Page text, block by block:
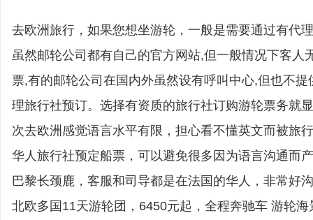
去欧洲旅行，如果您想坐游轮，一般是需要通过有代
虽然邮轮公司都有自己的官方网站,但一般情况下客人
票,有的邮轮公司在国内外虽然设有呼叫中心,但也不
理旅行社预订。选择有资质的旅行社订购游轮票务就
次去欧洲感觉语言水平有限，担心看不懂英文而被旅
华人旅行社预定船票，可以避免很多因为语言沟通而
巴黎长颈鹿，客服和司导都是在法国的华人，非常好
北欧多国11天游轮团，6450元起，全程奔驰车 游轮